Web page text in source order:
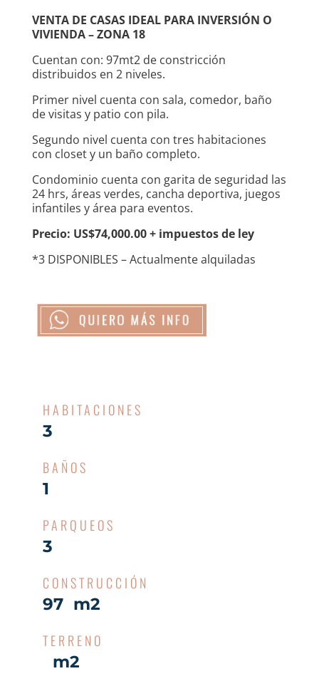
VENTA DE CASAS IDEAL PARA INVERSIÓN O
VIVIENDA – ZONA 18
Cuentan con: 97mt2 de constricción
distribuidos en 2 niveles.
Primer nivel cuenta con sala, comedor, baño
de visitas y patio con pila.
Segundo nivel cuenta con tres habitaciones
con closet y un baño completo.
Condominio cuenta con garita de seguridad las
24 hrs, áreas verdes, cancha deportiva, juegos
infantiles y área para eventos.
Precio: US$74,000.00 + impuestos de ley
*3 DISPONIBLES – Actualmente alquiladas
HABITACIONES
3
BAÑOS
1
PARQUEOS
3
CONSTRUCCIÓN
97 m2
TERRENO
m2